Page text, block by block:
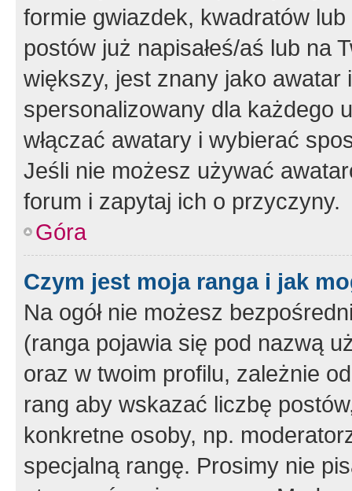
formie gwiazdek, kwadratów
postów już napisałeś/aś lub na
większy, jest znany jako
spersonalizowany dla każdego
włączać awatary i wybierać
Jeśli nie możesz używać
forum i zapytaj ich o przyczyny.
Góra
Czym jest moja ranga i jak
Na ogół nie możesz
(ranga pojawia się pod nazwą
oraz w twoim profilu, zależnie
rang aby wskazać liczbę
konkretne osoby, np.
specjalną rangę. Prosimy nie